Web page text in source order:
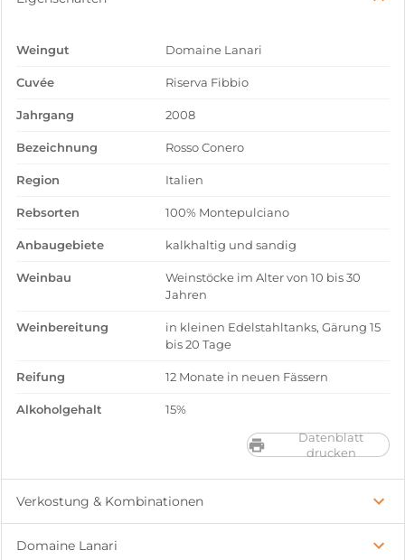
Weingut Domaine Lanari
Cuvée Riserva Fibbio
Jahrgang 2008
Bezeichnung Rosso Conero
Region Italien
Rebsorten 100% Montepulciano
Anbaugebiete kalkhaltig und sandig
Weinbau
Weinstöcke im Alter von 10 bis 30
Jahren
Weinbereitung
in kleinen Edelstahltanks, Gärung 15
bis 20 Tage
Reifung 12 Monate in neuen Fässern
Alkoholgehalt 15%
Datenblatt
drucken
Verkostung & Kombinationen
Domaine Lanari